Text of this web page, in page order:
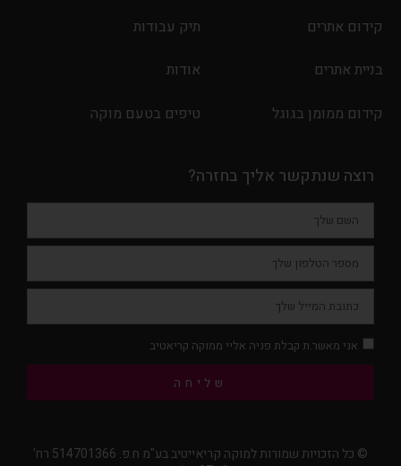
קידום אתרים
בניית אתרים
קידום ממומן בגוגל
תיק עבודות
אודות
טיפים בטעם מוקה
רוצה שנתקשר אליך בחזרה?
אני מאשר.ת קבלת פניה אליי ממוקה קריאטיב
שליחה
© כל הזכויות שמורות למוקה קריאייטיב בע"מ ח.פ. 514701366 רח'